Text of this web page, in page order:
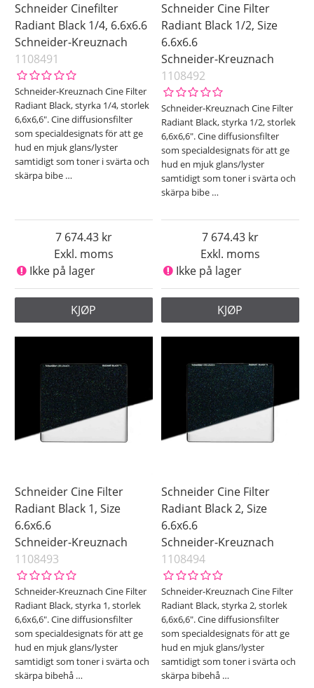
Schneider Cinefilter
Radiant Black 1/4, 6.6x6.6
Schneider-Kreuznach
1108491
Schneider-Kreuznach Cine Filter
Radiant Black, styrka 1/4, storlek
6,6x6,6". Cine diffusionsfilter
som specialdesignats för att ge
hud en mjuk glans/lyster
samtidigt som toner i svärta och
skärpa bibe …
Exkl. moms
7 674.43
Ikke på lager
KJØP
Schneider Cine Filter
Radiant Black 1/2, Size
6.6x6.6
Schneider-Kreuznach
1108492
Schneider-Kreuznach Cine Filter
Radiant Black, styrka 1/2, storlek
6,6x6,6". Cine diffusionsfilter
som specialdesignats för att ge
hud en mjuk glans/lyster
samtidigt som toner i svärta och
skärpa bibe …
Exkl. moms
7 674.43
Ikke på lager
KJØP
Schneider Cine Filter
Radiant Black 1, Size
6.6x6.6
Schneider-Kreuznach
1108493
Schneider-Kreuznach Cine Filter
Radiant Black, styrka 1, storlek
6,6x6,6". Cine diffusionsfilter
som specialdesignats för att ge
hud en mjuk glans/lyster
samtidigt som toner i svärta och
skärpa bibehå …
Schneider Cine Filter
Radiant Black 2, Size
6.6x6.6
Schneider-Kreuznach
1108494
Schneider-Kreuznach Cine Filter
Radiant Black, styrka 2, storlek
6,6x6,6". Cine diffusionsfilter
som specialdesignats för att ge
hud en mjuk glans/lyster
samtidigt som toner i svärta och
skärpa bibehå …